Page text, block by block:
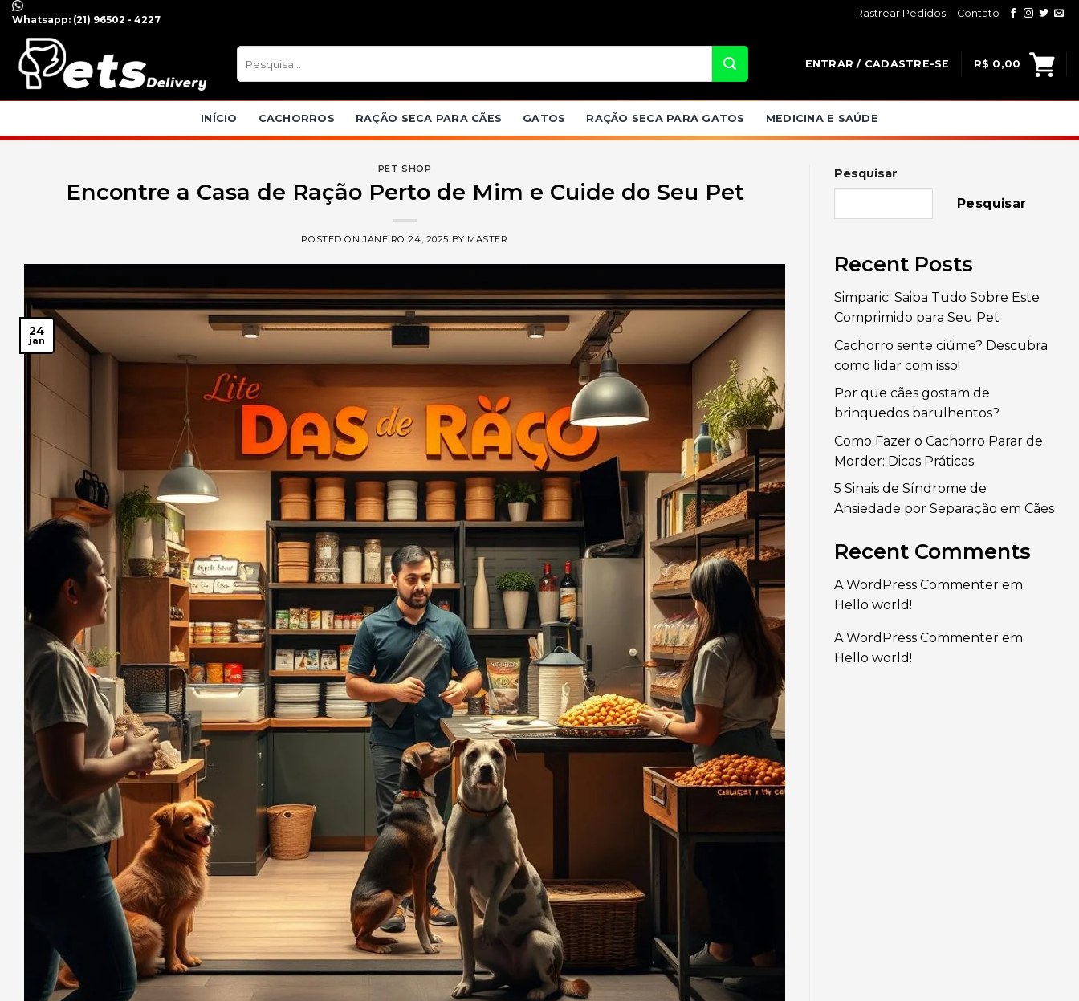
Skip
content
Whatsapp: (21) 96502 - 4227
Rastrear Pedidos Contato
Pesquisar
por:
ENTRAR / CADASTRE-SE R$ 0,00
INÍCIO CACHORROS RAÇÃO SECA PARA CÃES GATOS RAÇÃO SECA PARA GATOS MEDICINA E SAÚDE
PET SHOP
Encontre a Casa de Ração Perto de Mim e Cuide do Seu Pet
POSTED ONJANEIRO 24, 2025 BY MASTER
24
jan
Pesquisar
Pesquisar
Recent Posts
Simparic: Saiba Tudo Sobre Este
Comprimido para Seu Pet
Cachorro sente ciúme? Descubra
como lidar com isso!
Por que cães gostam de
brinquedos barulhentos?
Como Fazer o Cachorro Parar de
Morder: Dicas Práticas
5 Sinais de Síndrome de
Ansiedade por Separação em Cães
Recent Comments
A WordPress Commenter em
Hello world!
A WordPress Commenter em
Hello world!